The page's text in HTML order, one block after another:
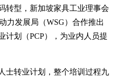
转型，新加坡家具工业理事会
力发展局（WSG）合作推出
计划（PCP），为业内人员提
士转业计划，整个培训过程九